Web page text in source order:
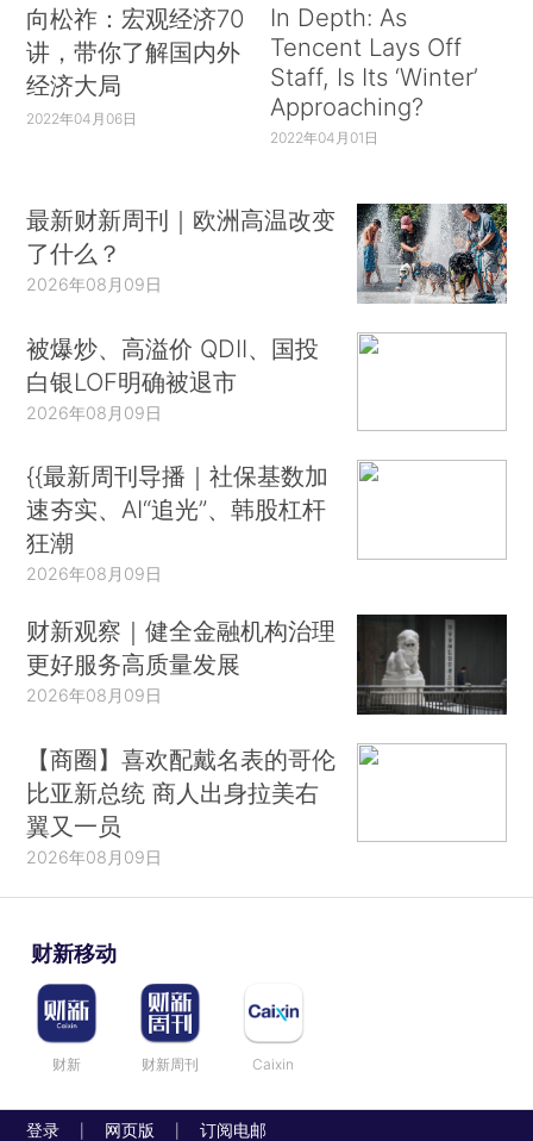
向松祚：宏观经济70
讲，带你了解国内外
经济大局
2022年04月06日
In Depth: As
Tencent Lays Off
Staff, Is Its ‘Winter’
Approaching?
2022年04月01日
最新财新周刊｜欧洲高温改变
了什么？
2026年08月09日
被爆炒、高溢价 QDII、国投
白银LOF明确被退市
2026年08月09日
{{最新周刊导播｜社保基数加
速夯实、AI“追光”、韩股杠杆
狂潮
2026年08月09日
财新观察｜健全金融机构治理
更好服务高质量发展
2026年08月09日
【商圈】喜欢配戴名表的哥伦
比亚新总统 商人出身拉美右
翼又一员
2026年08月09日
财新移动
财新 财新周刊 Caixin
登录 网页版 订阅电邮